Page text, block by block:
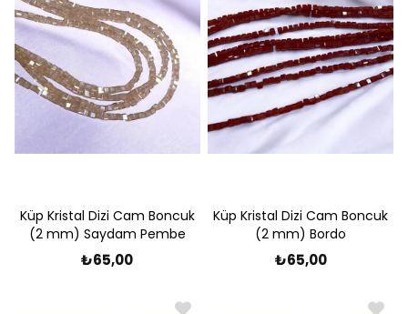
Küp Kristal Dizi Cam Boncuk
(2 mm) Saydam Pembe
₺65,00
Küp Kristal Dizi Cam Boncuk
(2 mm) Bordo
₺65,00